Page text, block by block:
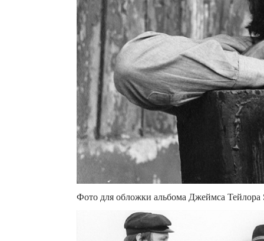
Фото для обложки альбома Джеймса Тейлора